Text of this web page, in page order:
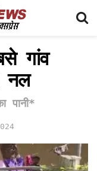
गांव
नल
पानी*